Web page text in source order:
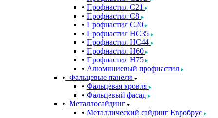
Профнастил С21
Профнастил С8
Профнастил С20
Профнастил НС35
Профнастил НС44
Профнастил Н60
Профнастил Н75
Алюминиевый профнастил
Фальцевые панели
Фальцевая кровля
Фальцевый фасад
Металлосайдинг
Металлический сайдинг Евробрус